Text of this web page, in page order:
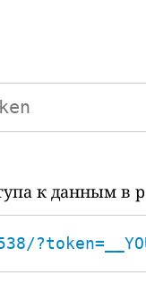
к данным в